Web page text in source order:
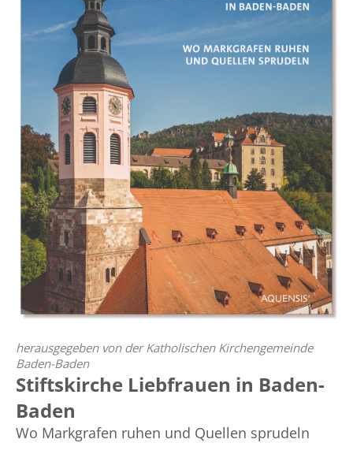
herausgegeben von der Katholischen Kirchengemeinde
Baden-Baden
Stiftskirche Liebfrauen in Baden-
Baden
Wo Markgrafen ruhen und Quellen sprudeln